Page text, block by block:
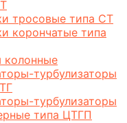
тросовые типа СТ
корончатые типа
колонные
турбулизаторы
турбулизаторы
типа ЦТГП